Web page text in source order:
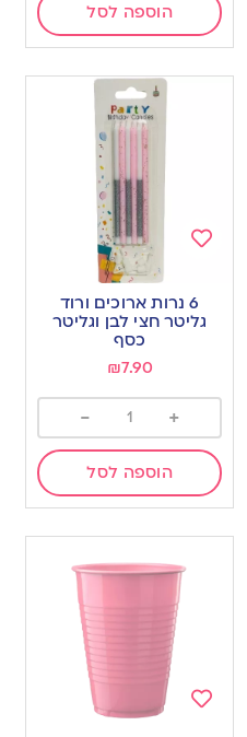
הוספה לסל
wishlist
6 נרות ארוכים ורוד
גליטר חצי לבן וגליטר
כסף
₪7.90
+
-
הוספה לסל